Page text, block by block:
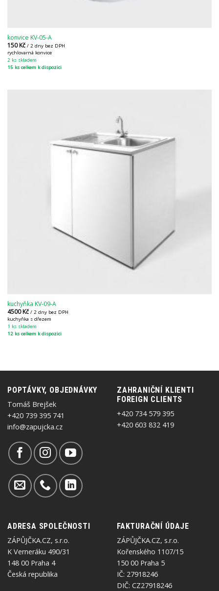
konvice KV-05-A
150Kč / 2 dny bez DPH
rychlovarná konvice
2 ks skladem
15 ks celkem k dispozici
kuchyňka KV-09-A
4500Kč / 2 dny bez DPH
kuchyňka s dřezem
1 ks skladem
12 ks celkem k dispozici
POPTÁVKY, OBJEDNÁVKY
Tomáš Brejšek
+420 739 395 741
info@zapujcka.cz
ZAHRANIČNÍ KLIENTI
FOREIGN CLIENTS
+420 734 579 395
+420 603 832 419
ADRESA SPOLEČNOSTI
ZÁPŮJČKA.CZ, s.r.o.
K Verneráku 490/31
148 00 Praha 4
Česká republika
FAKTURAČNÍ ÚDAJE
ZÁPŮJČKA.CZ, s.r.o.
Kořenského 1107/15
150 00 Praha 5
IČ: 27918246
DIČ: CZ27918246